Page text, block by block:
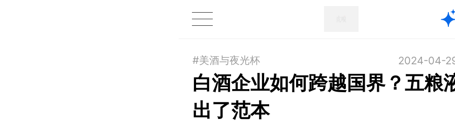
#美酒与夜光杯 2024-04-
白酒企业如何跨越国界？五粮
出了范本